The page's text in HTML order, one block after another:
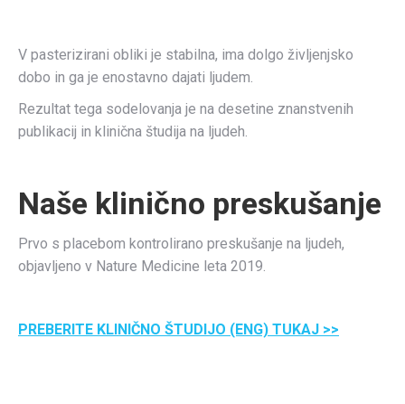
V pasterizirani obliki je stabilna, ima dolgo življenjsko
dobo in ga je enostavno dajati ljudem.
Rezultat tega sodelovanja je na desetine znanstvenih
publikacij in klinična študija na ljudeh.
Naše klinično preskušanje
Prvo s placebom kontrolirano preskušanje na ljudeh,
objavljeno v Nature Medicine leta 2019.
PREBERITE KLINIČNO ŠTUDIJO (ENG) TUKAJ >>